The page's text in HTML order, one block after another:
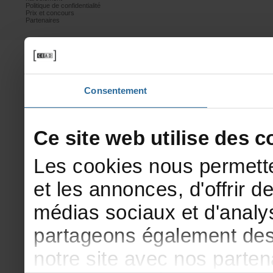
Consentement
Politiquedeconfidentialité
Prixetconcours
Partenaires